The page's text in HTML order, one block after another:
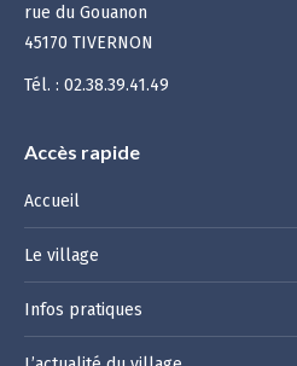
rue du Gouanon
45170 TIVERNON
Tél. : 02.38.39.41.49
Accès rapide
Accueil
Le village
Infos pratiques